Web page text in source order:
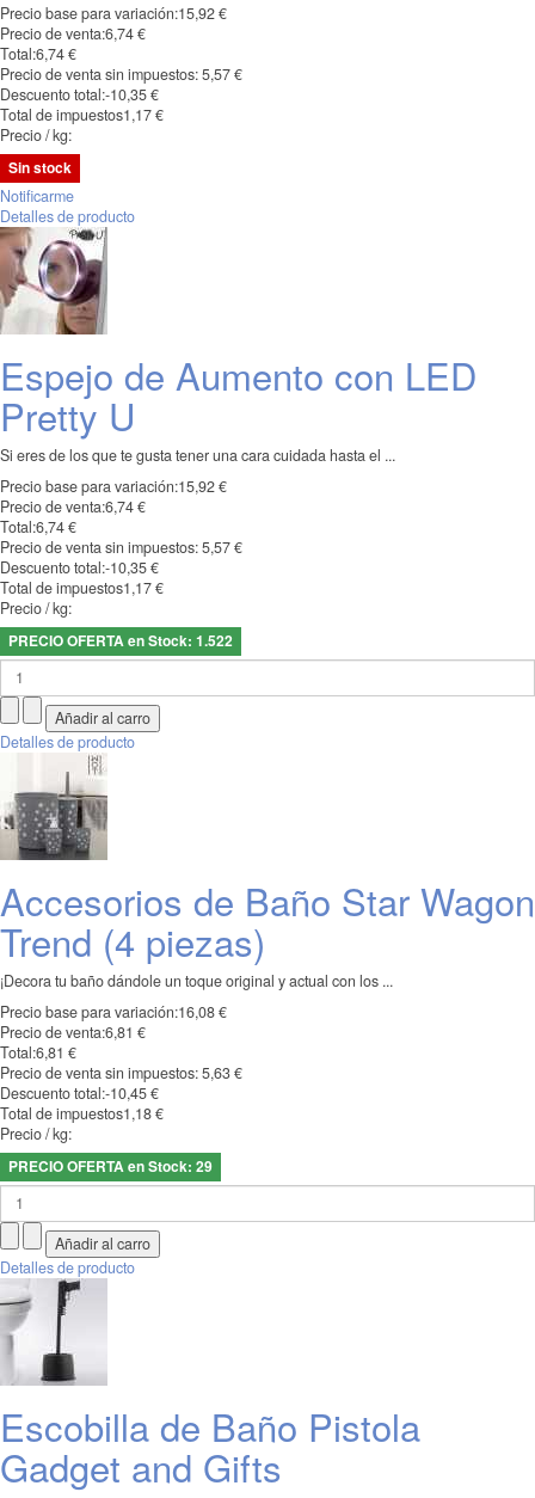
Precio base para variación:15,92 €
Precio de venta:6,74 €
Total:6,74 €
Precio de venta sin impuestos:5,57 €
Descuento total:-10,35 €
Total de impuestos1,17 €
Precio / kg:
Sin stock
Notificarme
Detalles de producto
Espejo de Aumento con LED
Pretty U
Si eres de los que te gusta tener una cara cuidada hasta el ...
Precio base para variación:15,92 €
Precio de venta:6,74 €
Total:6,74 €
Precio de venta sin impuestos:5,57 €
Descuento total:-10,35 €
Total de impuestos1,17 €
Precio / kg:
PRECIO OFERTA en Stock: 1.522
Detalles de producto
Accesorios de Baño Star Wagon
Trend (4 piezas)
¡Decora tu baño dándole un toque original y actual con los ...
Precio base para variación:16,08 €
Precio de venta:6,81 €
Total:6,81 €
Precio de venta sin impuestos:5,63 €
Descuento total:-10,45 €
Total de impuestos1,18 €
Precio / kg:
PRECIO OFERTA en Stock: 29
Detalles de producto
Escobilla de Baño Pistola
Gadget and Gifts